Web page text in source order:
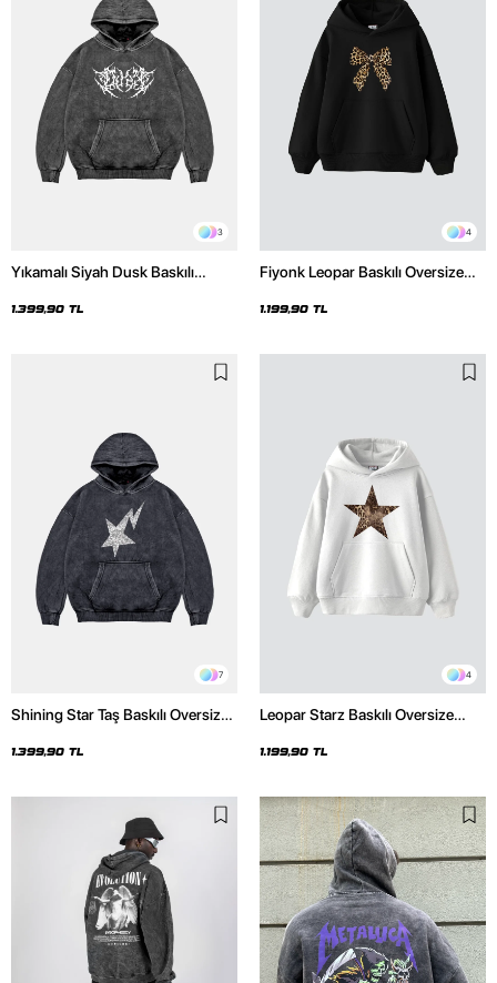
3
Yıkamalı Siyah Dusk Baskılı
1.399,90 TL
4
Fiyonk Leopar Baskılı Oversize
1.199,90 TL
7
Shining Star Taş Baskılı Oversize
Hoodie
1.399,90 TL
4
Leopar Starz Baskılı Oversize
1.199,90 TL